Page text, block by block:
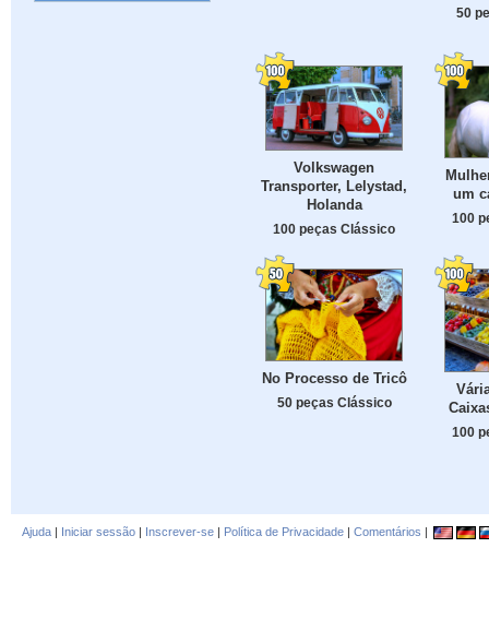
50
Volkswagen
Transporter, Lelystad,
Holanda
100 peças Clássico
um
100
No Processo de Tricô
50 peças Clássico
100
Ajuda | Iniciar sessão | Inscrever-se | Política de Privacidade | Comentários |